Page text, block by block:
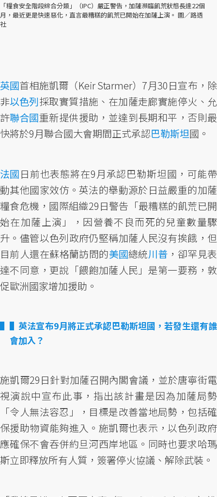
「糧食安全階段綜合分類」（IPC）嚴正警告，加薩瀕臨飢荒狀態長達22個
月，最近更是快速惡化，直言最糟糕的飢荒已開始在加薩上演。 圖／路透
社
英國首相施凱爾（Keir Starmer）7月30日宣布，除
非以色列採取實質措施、在加薩走廊實施停火、允
許聯合國重新提供援助，並達到長期和平，否則最
快將於9月聯合國大會期間正式承認巴勒斯坦國。
法國日前也表態將在9月承認巴勒斯坦國，可能帶
動其他國家效仿。英法的舉動源於日益嚴重的加薩
糧食危機，國際組織29日警告「最糟糕的飢荒已開
始在加薩上演」，因營養不良而死的兒童數量驟
升。儘管以色列政府仍堅稱加薩人民沒有挨餓，但
目前人還在蘇格蘭訪問的美國總統川普，卻罕見表
達不同意，更說「餵飽加薩人民」是第一要務，敦
促歐洲國家增加援助。
▌英法宣布9月將正式承認巴勒斯坦國，若發生還有誰
會加入？
施凱爾29日針對加薩召開內閣會議，並於唐寧街電
視演說中宣布此事，指出該計畫是因為加薩局勢
「令人無法容忍」，目標是改善當地局勢，包括確
保援助物資能夠進入。施凱爾也表示，以色列政府
應確保不會吞併約旦河西岸地區。同時也要求哈瑪
斯立即釋放所有人質，簽署停火協議、解除武裝。